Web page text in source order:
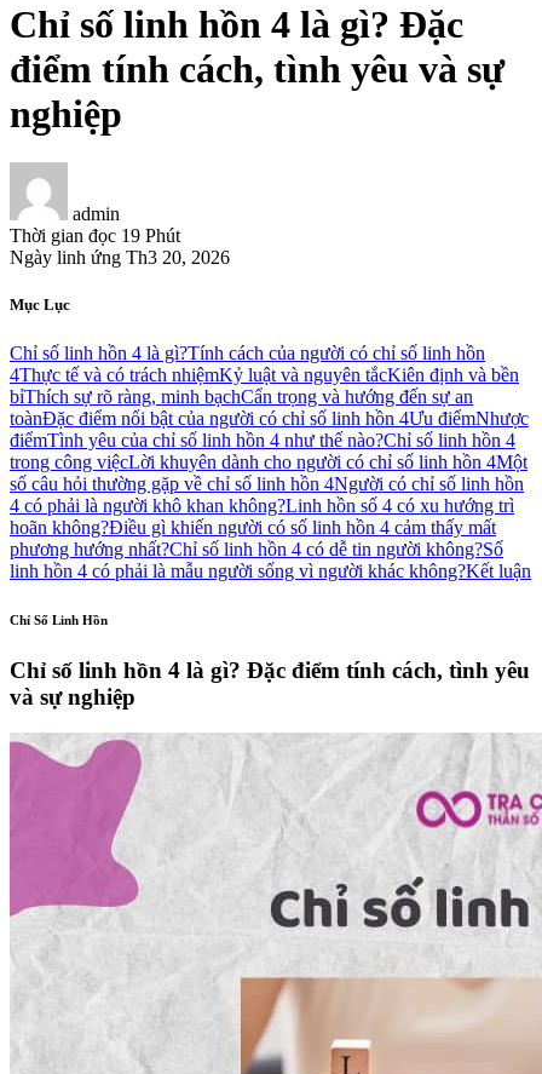
Chỉ số linh hồn 4 là gì? Đặc
điểm tính cách, tình yêu và sự
nghiệp
admin
Thời gian đọc 19 Phút
Ngày linh ứng Th3 20, 2026
Mục Lục
Chỉ số linh hồn 4 là gì?Tính cách của người có chỉ số linh hồn
4Thực tế và có trách nhiệmKỷ luật và nguyên tắcKiên định và bền
bỉThích sự rõ ràng, minh bạchCẩn trọng và hướng đến sự an
toànĐặc điểm nổi bật của người có chỉ số linh hồn 4Ưu điểmNhược
điểmTình yêu của chỉ số linh hồn 4 như thế nào?Chỉ số linh hồn 4
trong công việcLời khuyên dành cho người có chỉ số linh hồn 4Một
số câu hỏi thường gặp về chỉ số linh hồn 4Người có chỉ số linh hồn
4 có phải là người khô khan không?Linh hồn số 4 có xu hướng trì
hoãn không?Điều gì khiến người có số linh hồn 4 cảm thấy mất
phương hướng nhất?Chỉ số linh hồn 4 có dễ tin người không?Số
linh hồn 4 có phải là mẫu người sống vì người khác không?Kết luận
Chỉ Số Linh Hồn
Chỉ số linh hồn 4 là gì? Đặc điểm tính cách, tình yêu
và sự nghiệp